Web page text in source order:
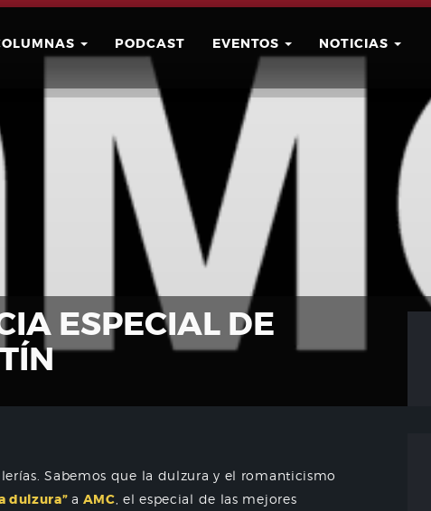
PODCAST EVENTOS NOTICIAS
Usuario
ESPECIAL DE
Sabemos que la dulzura y el romanticismo
dulzura”a AMC , el especial de las mejores